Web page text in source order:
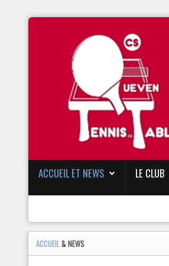
ACCUEIL ET NEWS LE CLUB
ACCUEIL& NEWS